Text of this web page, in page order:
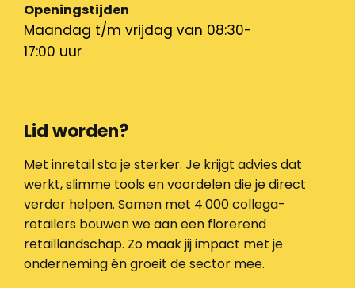
Openingstijden
Maandag t/m vrijdag van 08:30-
17:00 uur
Lid worden?
Met inretail sta je sterker. Je krijgt advies dat
werkt, slimme tools en voordelen die je direct
verder helpen. Samen met 4.000 collega-
retailers bouwen we aan een florerend
retaillandschap. Zo maak jij impact met je
onderneming én groeit de sector mee.